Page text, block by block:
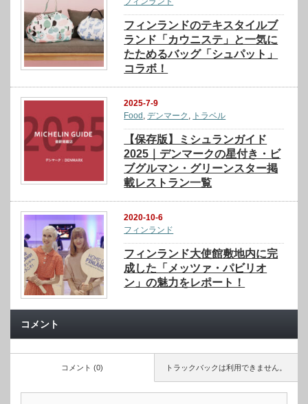
フィンランドのテキスタイルブ
ランド「カウニステ」と一気に
たためるバッグ「シュパット」
コラボ！
2025-7-9
Food ,デンマーク , トラベル
【保存版】ミシュランガイド
2025｜デンマークの星付き・ビ
ブグルマン・グリーンスター掲
載レストラン一覧
2020-10-6
フィンランド
フィンランド大使館敷地内に完
成した「メッツァ・パビリオ
ン」の魅力をレポート！
コメント
トラックバックは利用できません。
コメント (0)